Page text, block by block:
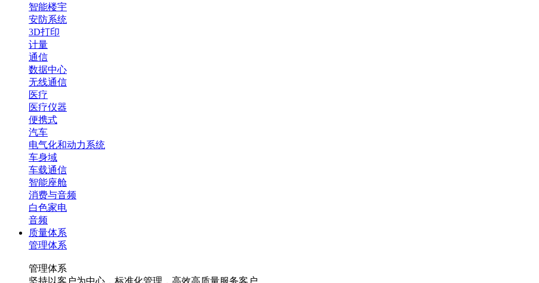
智能楼宇
安防系统
3D打印
计量
通信
数据中心
无线通信
医疗
医疗仪器
便携式
汽车
电气化和动力系统
车身域
车载通信
智能座舱
消费与音频
白色家电
音频
质量体系
管理体系
管理体系
坚持以客户为中心，标准化管理，高效高质量服务客户